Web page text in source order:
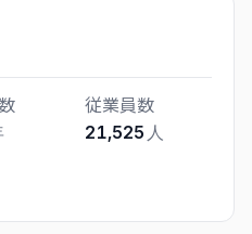
従業員数
21,525 人